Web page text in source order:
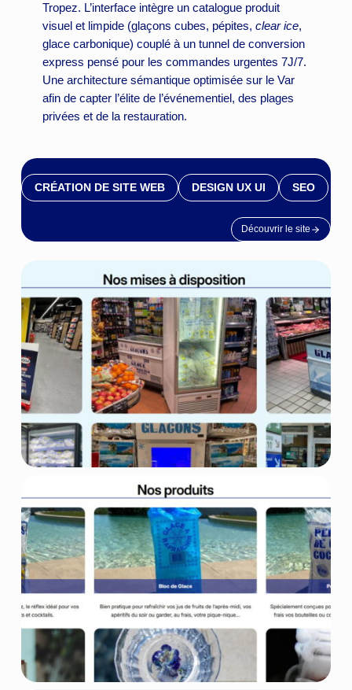
Tropez. L’interface intègre un catalogue produit
visuel et limpide (glaçons cubes, pépites, clear ice,
glace carbonique) couplé à un tunnel de conversion
express pensé pour les commandes urgentes 7J/7.
Une architecture sémantique optimisée sur le Var
afin de capter l’élite de l’événementiel, des plages
privées et de la restauration.
CRÉATION DE SITE WEB DESIGN UX UI SEO
Découvrir le site